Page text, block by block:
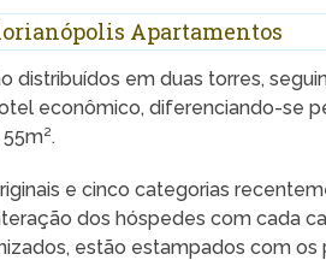
Apartamentos
distribuídos em duas torres,
econômico, diferenciando-se
e cinco categorias
dos hóspedes com cada
estão estampados com os